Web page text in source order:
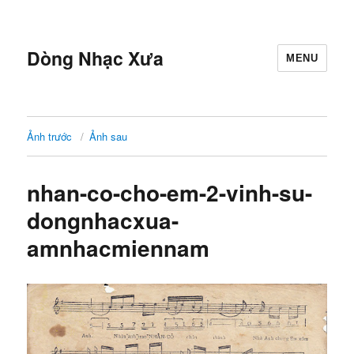
Dòng Nhạc Xưa MENU
Ảnh trước Ảnh sau
nhan-co-cho-em-2-vinh-su-
dongnhacxua-
amnhacmiennam